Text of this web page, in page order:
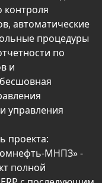
контроля
автоматические
процедуры
по
и
управления
проекта:
МНПЗ» -
полной